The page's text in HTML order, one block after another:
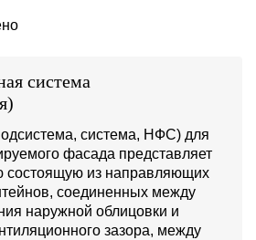
система
система, НФС) для
фасада представляет
состоящую из направляющих
соединенных между
наружной облицовки и
зазора, между